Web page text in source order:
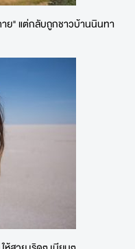
าย" แต่กลับถูกชาวบ้านนินทา